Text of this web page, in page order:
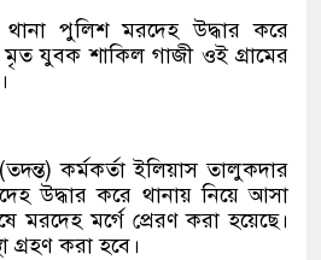
পুলিশ মরদেহ উদ্ধার করে
যুবক শাকিল গাজী ওই গ্রামের
কর্মকর্তা ইলিয়াস তালুকদার
উদ্ধার করে থানায় নিয়ে আসা
মরদেহ মর্গে প্রেরণ করা হয়েছে।
গ্রহণ করা হবে।